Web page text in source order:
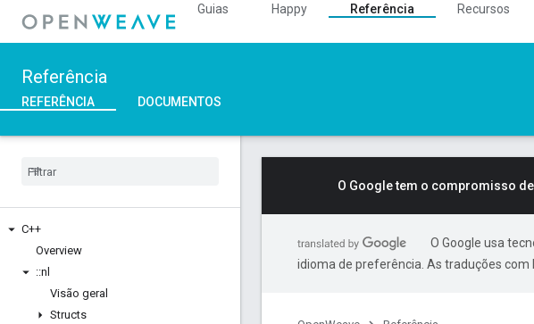
Guias Happy Referência
Recursos
Referência
REFERÊNCIA DOCUMENTOS
C++
Overview
::nl
Visão geral
Structs
O Google tem o compromisso
O Google usa
idioma de preferência. As traduções com